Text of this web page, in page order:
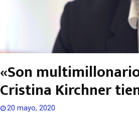
«Son
Cristina Kirchner
20 mayo, 2020